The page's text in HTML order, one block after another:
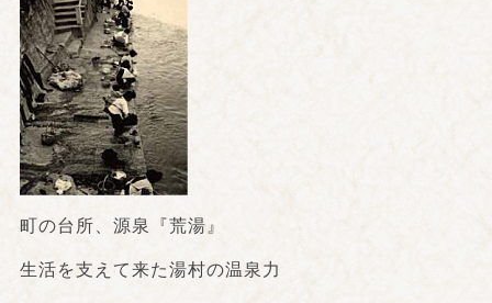
町の台所、源泉『荒湯』
生活を支えて来た湯村の温泉力